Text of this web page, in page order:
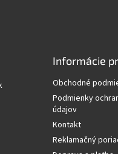
Informácie
Obchodné
Podmienky
údajov
Kontakt
Reklamačný